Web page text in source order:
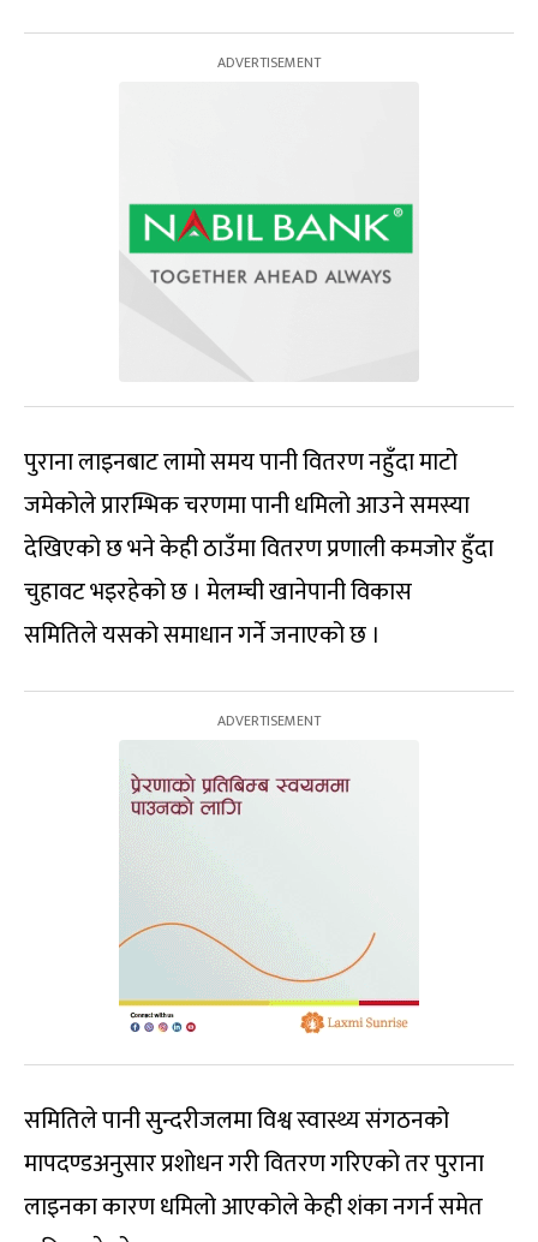
पुराना लाइनबाट लामो समय पानी वितरण नहुँदा माटो
जमेकोले प्रारम्भिक चरणमा पानी धमिलो आउने समस्या
देखिएको छ भने केही ठाउँमा वितरण प्रणाली कमजोर हुँदा
चुहावट भइरहेको छ । मेलम्ची खानेपानी विकास
समितिले यसको समाधान गर्ने जनाएको छ ।
समितिले पानी सुन्दरीजलमा विश्व स्वास्थ्य संगठनको
मापदण्डअनुसार प्रशोधन गरी वितरण गरिएको तर पुराना
लाइनका कारण धमिलो आएकोले केही शंका नगर्न समेत